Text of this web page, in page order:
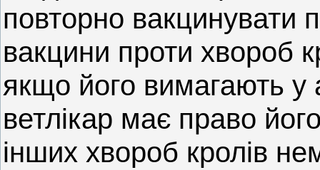
повторно вакцинувати
вакцини проти хвороб
якщо його вимагають у
ветлікар має право
інших хвороб кролів